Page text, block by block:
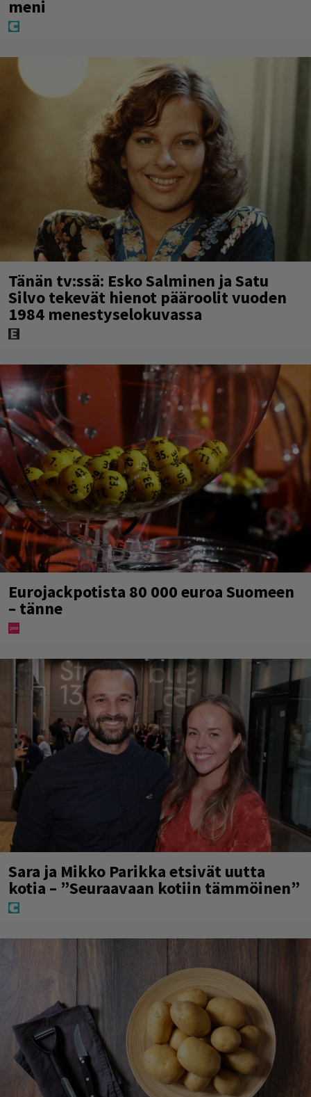
meni
Tänän tv:ssä: Esko Salminen ja Satu
Silvo tekevät hienot pääroolit vuoden
1984 menestyselokuvassa
Eurojackpotista 80 000 euroa Suomeen
– tänne
Sara ja Mikko Parikka etsivät uutta
kotia – ”Seuraavaan kotiin tämmöinen”